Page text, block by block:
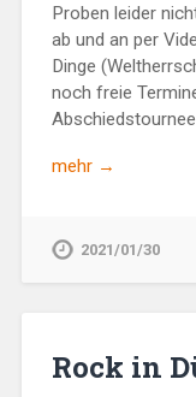
Proben leider
ab und an per
Dinge
noch freie
mehr →
2021/01/30
Rock in